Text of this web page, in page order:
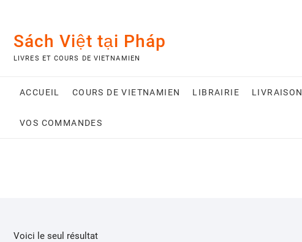
contentSách Việt tại Pháp
LIVRES ET COURS DE VIETNAMIEN
ACCUEIL COURS DE VIETNAMIEN LIBRAIRIE LIVRAISON
VOS COMMANDES
Voici le seul résultat